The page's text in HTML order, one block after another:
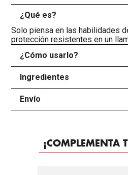
¿Qué es?
Solo piensa en las habilidades
protección resistentes en un
¿Cómo usarlo?
Ingredientes
Envío
¡COMPLEMENTA